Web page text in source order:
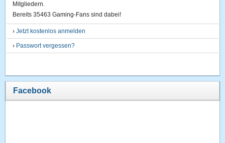
Mitgliedern.
Bereits 35463 Gaming-Fans sind dabei!
›Jetzt kostenlos anmelden
› Passwort vergessen?
Facebook